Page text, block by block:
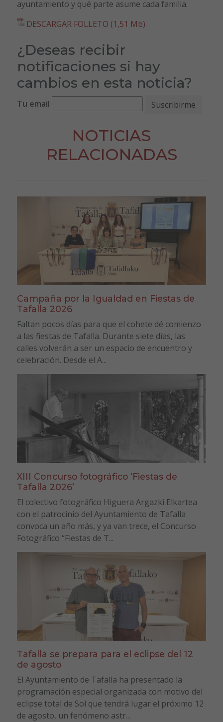
ayuntamiento y qué parte asume cada familia.
DESCARGAR FOLLETO (1,51 Mb)
¿Deseas recibir
notificaciones si hay
cambios en esta noticia?
Tu email
NOTICIAS
RELACIONADAS
Campaña por la Igualdad en Fiestas de
Tafalla 2026
Faltan pocos días para que el cohete dé comienzo
a las fiestas de Tafalla. Durante siete días, las
calles volverán a ser un espacio de encuentro y
celebración. Desde el A...
XIII Concurso fotográfico ‘Fiestas de
Tafalla 2026’
El colectivo fotográfico Higuera Argazki Elkartea
con el patrocinio del Ayuntamiento de Tafalla
convoca un año más, y ya van trece, el Concurso
Fotográfico “Fiestas de T...
Tafalla se prepara para el eclipse del 12
de agosto
El Ayuntamiento de Tafalla ha presentado la
programación especial organizada con motivo del
eclipse total de Sol que tendrá lugar el próximo 12
de agosto, un fenómeno astr...